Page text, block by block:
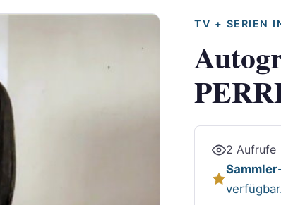
TV + SERIEN
2 Aufrufe